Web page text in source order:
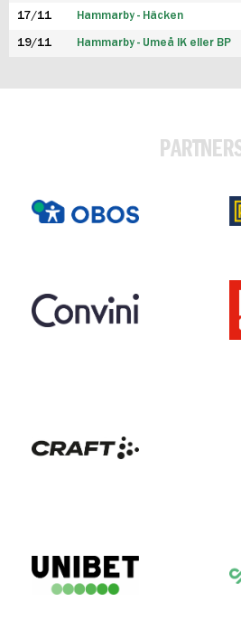
17/11 Hammarby - Häcken
19/11 Hammarby - Umeå IK eller BP